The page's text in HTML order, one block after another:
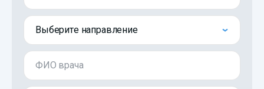
Выберите направление
ФИО врача